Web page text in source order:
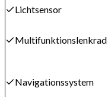
Lichtsensor
Multifunktionslenkrad
Navigationssystem